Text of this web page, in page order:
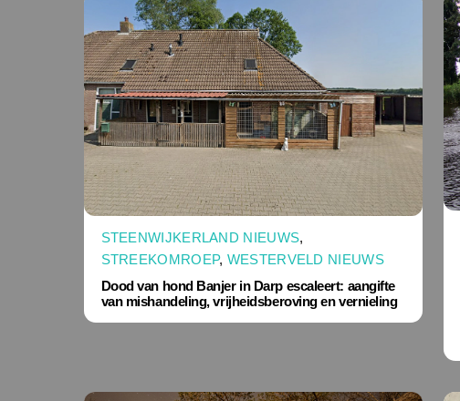
STEENWIJKERLAND NIEUWS,
STREEKOMROEP, WESTERVELD NIEUWS
Dood van hond Banjer in Darp escaleert: aangifte
van mishandeling, vrijheidsberoving en vernieling